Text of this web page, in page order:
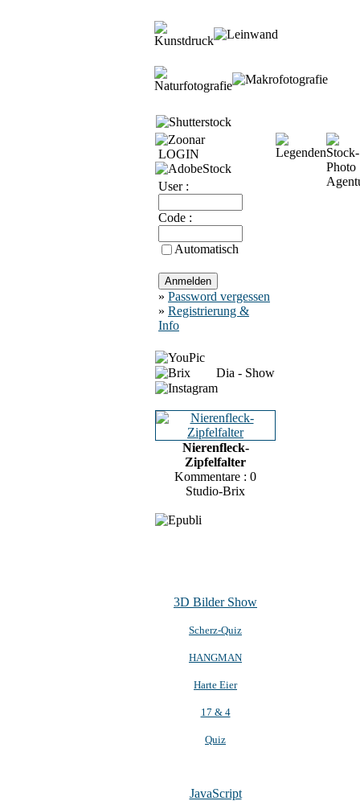
LOGIN
User :
Code :
Automatisch
» Password vergessen
» Registrierung &
Info
Dia - Show
Nierenfleck-
Zipfelfalter
Kommentare : 0
Studio-Brix
3D Bilder Show
Scherz-Quiz
HANGMAN
Harte Eier
17 & 4
Quiz
JavaScript